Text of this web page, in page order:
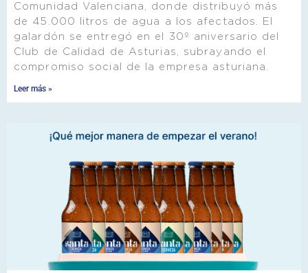
Comunidad Valenciana, donde distribuyó más
de 45.000 litros de agua a los afectados. El
galardón se entregó en el 30º aniversario del
Club de Calidad de Asturias, subrayando el
compromiso social de la empresa asturiana.
Leer más »